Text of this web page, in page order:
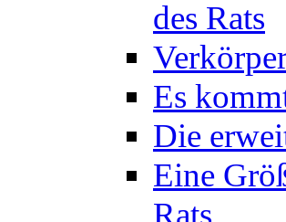
des Rats
Es
Die
Eine
Rats